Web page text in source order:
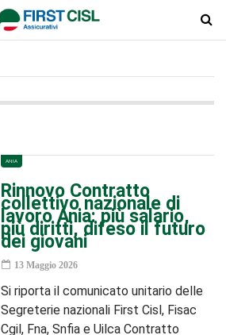
ANIA
Rinnovo Contratto
collettivo nazionale di
lavoro Ania: più salario,
più diritti, difeso il futuro
dei giovani
13 Maggio 2026
Si riporta il comunicato unitario delle
Segreterie nazionali First Cisl, Fisac
Cgil, Fna, Snfia e Uilca Contratto